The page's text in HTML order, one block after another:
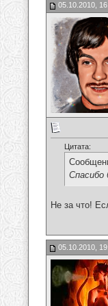
05.10.2010,
Цитата:
Спасибо
Не за что!
05.10.2010,